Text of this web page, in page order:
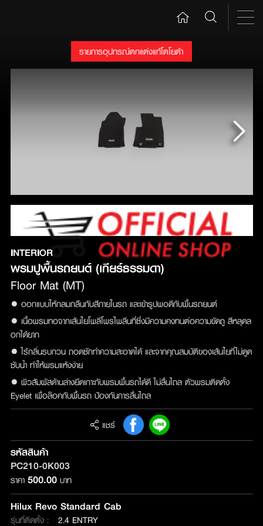
รายการอุปกรณ์ตกแต่งแท้โตโยต้า
INTERIOR
พรมปูพื้นรถยนต์ (เกียร์ธรรมดา)
Floor Mat (MT)
● ออกแบบให้กลมกลืนกับสีภายในรถ และเข้ารูปพอดีกับพื้นรถยนต์
● เนื้อพรมทอจากเส้นใยโพลีโพรไพลีนที่ซึ่งมีความคงทนต่อความขัดถู สีหลุดล
อกได้ยาก
● ไร้กลิ่นรบกวน ถอดซักทำความสะอาดได้ และจากคุณสมบัติของเส้นใยที่ไม่ดูด
ซับน้ำ ทำให้พรมแห้งง่าย
● ผิวสัมผัสด้านล่างยึดเกาะกับพรมพื้นรถได้ดี ไม่ลื่นไถล ตัวพรมติดตั้ง
Eyelet เพื่อล๊อคกับพื้นรถ ป้องกันการลื่นไถล
แชร์
รหัสสินค้า
PC210-0K003
ราคา 500.00บาท
Hilux Revo Standard Cab
รุ่นที่ติดตั้ง :
2.4 ENTRY